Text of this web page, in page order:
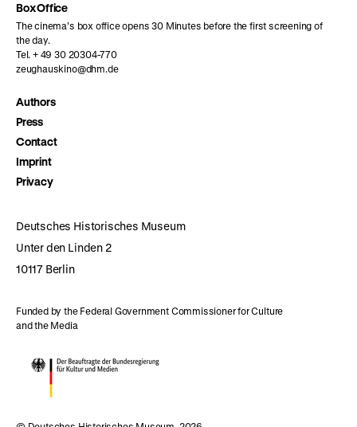
Box Office
The cinema’s box office opens 30 Minutes before the first screening of
the day.
Tel. + 49 30 20304-770
zeughauskino@dhm.de
Authors
Press
Contact
Imprint
Privacy
Deutsches Historisches Museum
Unter den Linden 2
10117 Berlin
Funded by the Federal Government Commissioner for Culture
and the Media